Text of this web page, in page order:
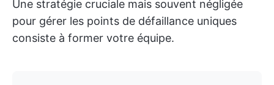
Une stratégie cruciale mais souvent négligée
pour gérer les points de défaillance uniques
consiste à former votre équipe.